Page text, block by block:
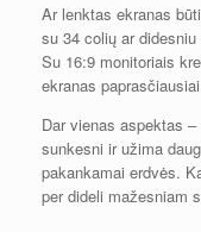
Ar lenktas ekranas
su 34 colių ar
Su 16:9 monitoriais
ekranas
Dar vienas aspektas
sunkesni ir užima
pakankamai erdvės.
per dideli mažesniam